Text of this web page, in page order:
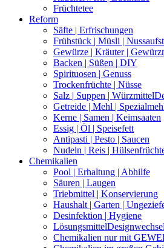
Früchtetee
Reform
Säfte | Erfrischungen
Frühstück | Müsli |
Gewürze | Kräuter |
Backen | Süßen | DIY
Spirituosen | Genuss
Trockenfrüchte | Nüsse
Salz | Suppen | Würzmittel
Getreide | Mehl |
Kerne | Samen | Keimsaaten
Essig | Öl | Speisefett
Antipasti | Pesto | Saucen
Nudeln | Reis |
Chemikalien
Pool | Erhaltung | Abhilfe
Säuren | Laugen
Triebmittel | Konservierung
Haushalt | Garten |
Desinfektion | Hygiene
Lösungsmittel
Chemikalien nur mit